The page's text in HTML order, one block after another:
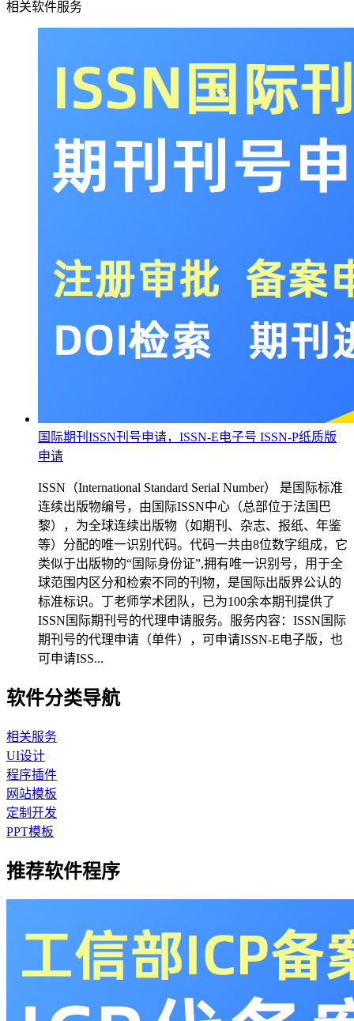
相关软件服务
国际期刊ISSN刊号申请，ISSN-E电子号 ISSN-P纸质版
申请
ISSN（International Standard Serial Number） 是国际标准
连续出版物编号，由国际ISSN中心（总部位于法国巴
黎），为全球连续出版物（如期刊、杂志、报纸、年鉴
等）分配的唯一识别代码。代码一共由8位数字组成，它
类似于出版物的“国际身份证”,拥有唯一识别号，用于全
球范围内区分和检索不同的刊物，是国际出版界公认的
标准标识。丁老师学术团队，已为100余本期刊提供了
ISSN国际期刊号的代理申请服务。服务内容：ISSN国际
期刊号的代理申请（单件），可申请ISSN-E电子版，也
可申请ISS...
软件分类导航
相关服务
UI设计
程序插件
网站模板
定制开发
PPT模板
推荐软件程序